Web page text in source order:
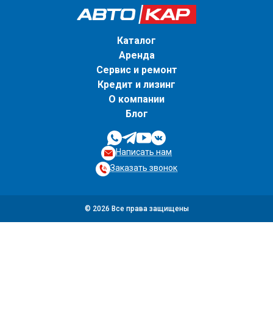
Каталог
Аренда
Сервис и ремонт
Кредит и лизинг
О компании
Блог
Написать нам
Заказать звонок
© 2026 Все права защищены